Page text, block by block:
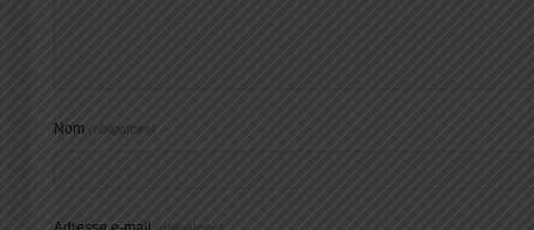
Nom (obligatoire)